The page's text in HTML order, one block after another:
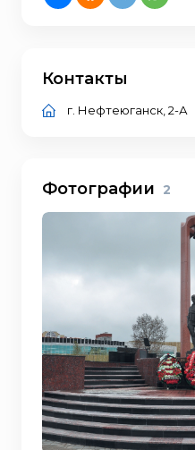
Контакты
г. Нефтеюганск, 2-А
Фотографии 2